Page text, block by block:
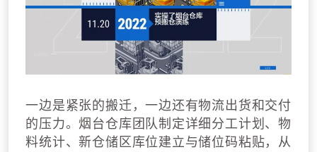
一边是紧张的搬迁，一边还有物流出货和交付
的压力。烟台仓库团队制定详细分工计划、物
料统计、新仓储区库位建立与储位码粘贴，从